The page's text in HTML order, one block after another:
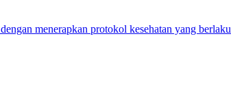
menerapkan protokol kesehatan yang berlaku